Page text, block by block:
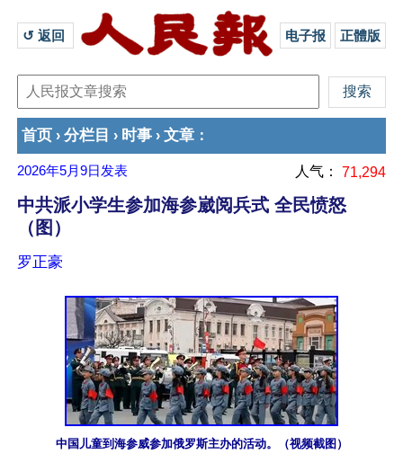
↺ 返回 电子报 正體版
首页 › 分栏目 › 时事 › 文章 ：
2026年5月9日 发表 人气： 71,294
中共派小学生参加海参崴阅兵式 全民愤怒
（图）
罗正豪
中国儿童到海参威参加俄罗斯主办的活动。（视频截图）